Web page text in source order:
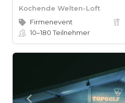
Kochende Welten-Loft
Firmenevent
10–180Teilnehmer